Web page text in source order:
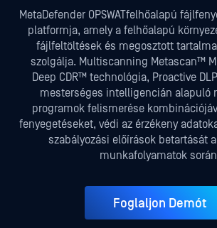
MetaDefender OPSWATfelhőalapú
platformja, amely a felhőalapú
fájlfeltöltések és megosztott
szolgálja. Multiscanning Metascan™
Deep CDR™ technológia, Proactive
mesterséges intelligencián alapuló
programok felismerése
fenyegetéseket, védi az érzékeny
szabályozási előírások betartását
munkafolyamatok
Foglaljon Demót